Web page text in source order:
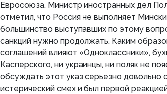
Евросоюза. Министр иностранных дел
отметил, что Россия не выполняет
большинство выступавших по этому
санкций нужно продолжать. Каким
соглашений влияют «Одноклассники»,
Касперского, ни украинцы, ни поляк не
обсуждать этот указ серьезно довольно
истерический смех и был первой